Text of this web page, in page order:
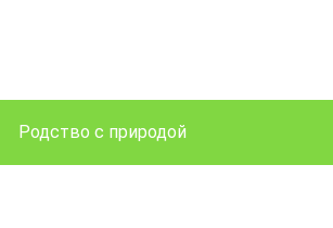
Родство с природой